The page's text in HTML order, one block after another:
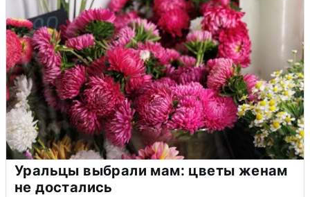
Уральцы выбрали мам: цветы женам
не достались